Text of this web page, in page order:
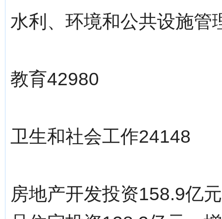
水利、环境和公共设施管
教育42980
卫生和社会工作24148
房地产开发投资158.9亿